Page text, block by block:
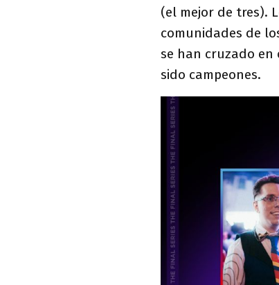
(el mejor de tres).
comunidades de
se han cruzado en
sido campeones.